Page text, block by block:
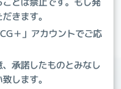
きます。
＋」アカウントでご応
承諾したものとみなし
します。